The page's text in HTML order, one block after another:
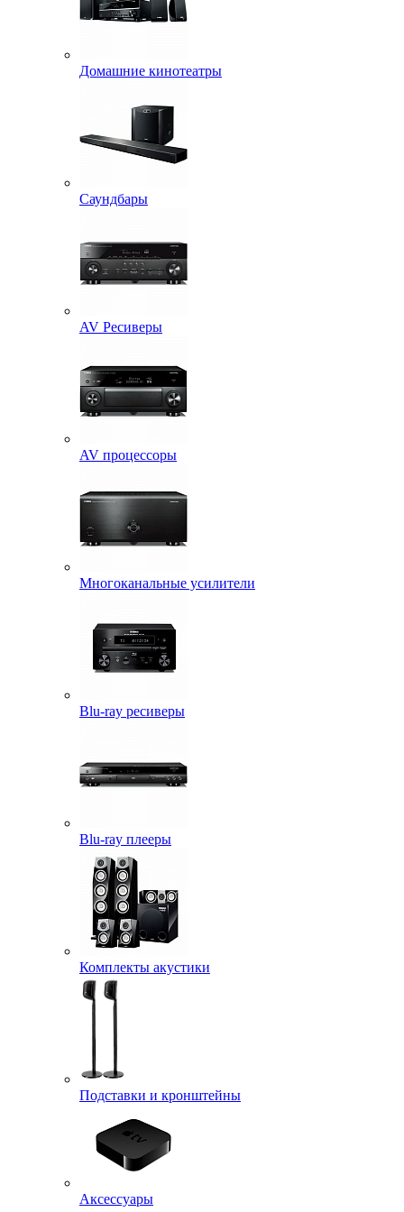
Домашние кинотеатры
Саундбары
AV Ресиверы
AV процессоры
Многоканальные усилители
Blu-ray ресиверы
Blu-ray плееры
Комплекты акустики
Подставки и кронштейны
Аксессуары